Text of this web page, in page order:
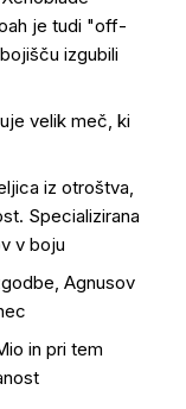
je tudi "off-
izgubili
velik meč, ki
iz otroštva,
Specializirana
v boju
Agnusov
in pri tem